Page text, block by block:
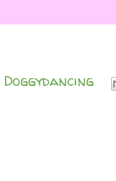
Doggydancing